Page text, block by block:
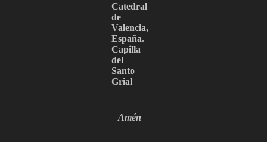
Catedral
de
Valencia,
España.
Capilla
del
Santo
Grial
Amén